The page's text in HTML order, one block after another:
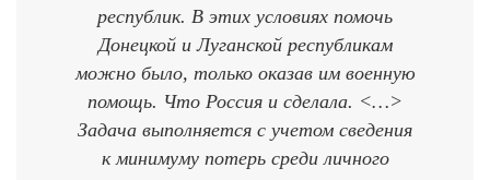
республик. В этих условиях помочь
Донецкой и Луганской республикам
можно было, только оказав им военную
помощь. Что Россия и сделала. <…>
Задача выполняется с учетом сведения
к минимуму потерь среди личного